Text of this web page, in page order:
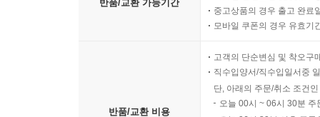
반품/교환 가능기간
중고상품의 경우 출고 완료
모바일 쿠폰의 경우 유효기
반품/교환 비용
고객의 단순변심 및 착오구
직수입양서/직수입일서중
단, 아래의 주문/취소 조건
오늘 00시 ~ 06시 30분